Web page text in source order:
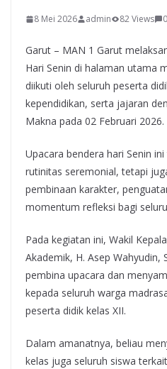
8 Mei 2026 admin 82 Views
Garut – MAN 1 Garut
Hari Senin di halaman utama
diikuti oleh seluruh peserta
kependidikan, serta jajaran
Makna pada 02 Februari 2026.
Upacara bendera hari Senin
rutinitas seremonial, tetapi
pembinaan karakter,
momentum refleksi bagi
Pada kegiatan ini, Wakil
Akademik, H. Asep Wahyudin,
pembina upacara dan
kepada seluruh warga
peserta didik kelas XII.
Dalam amanatnya, beliau
kelas juga seluruh siswa